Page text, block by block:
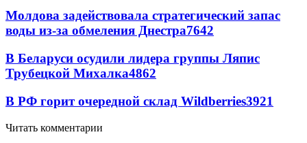
Молдова задействовала стратегический запас
воды из-за обмеления Днестра7642
В Беларуси осудили лидера группы Ляпис
Трубецкой Михалка4862
В РФ горит очередной склад Wildberries3921
Читать комментарии